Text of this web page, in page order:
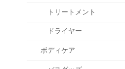
トリートメント
ドライヤー
ボディケア